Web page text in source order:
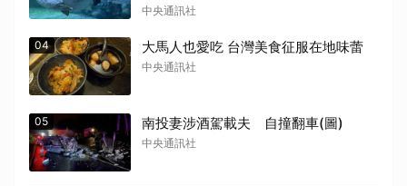
中央通訊社
04 大馬人也愛吃 台灣美食征服在地味蕾
中央通訊社
05 南投妻涉酒駕載夫 自撞翻車(圖)
中央通訊社